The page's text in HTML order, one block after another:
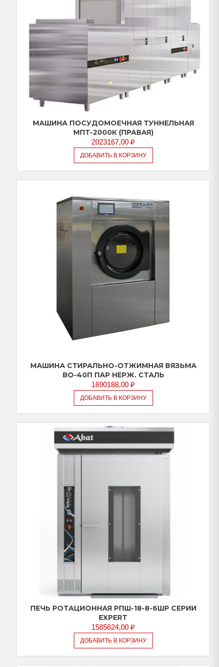
МАШИНА ПОСУДОМОЕЧНАЯ ТУННЕЛЬНАЯ
МПТ-2000К (ПРАВАЯ)
2023167,00 ₽
ДОБАВИТЬ В КОРЗИНУ
МАШИНА СТИРАЛЬНО-ОТЖИМНАЯ ВЯЗЬМА
ВО-40П ПАР НЕРЖ. СТАЛЬ
1690188,00 ₽
ДОБАВИТЬ В КОРЗИНУ
ПЕЧЬ РОТАЦИОННАЯ РПШ-18-8-6ШР СЕРИИ
EXPERT
1585624,00 ₽
ДОБАВИТЬ В КОРЗИНУ